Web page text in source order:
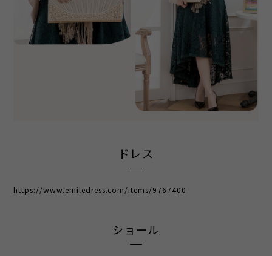
ドレス
https://www.emiledress.com/items/9767400
ショール